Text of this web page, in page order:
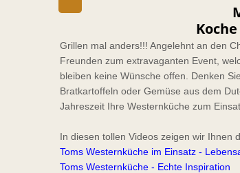
Grillen mal anders!!! Angelehnt an den
Freunden zum extravaganten Event,
bleiben keine Wünsche offen. Denken
Bratkartoffeln oder Gemüse aus dem
Jahreszeit Ihre Westernküche zum
In diesen tollen Videos zeigen wir Ihnen
Toms Westernküche im Einsatz -
Toms Westernküche - Echte Inspiration